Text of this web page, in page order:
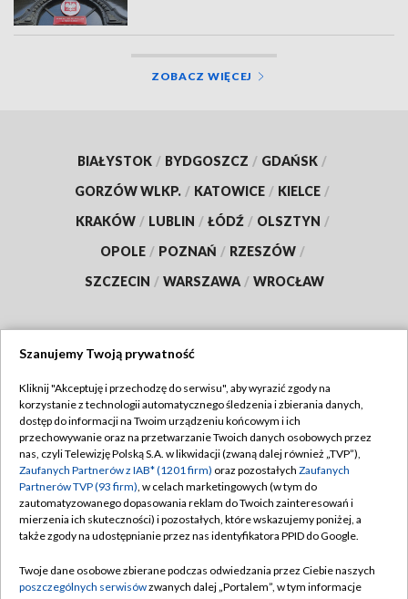
ZOBACZ WIĘCEJ
BIAŁYSTOK / BYDGOSZCZ / GDAŃSK /
GORZÓW WLKP. / KATOWICE / KIELCE /
KRAKÓW / LUBLIN / ŁÓDŹ / OLSZTYN /
OPOLE / POZNAŃ / RZESZÓW /
SZCZECIN / WARSZAWA / WROCŁAW
TVP
Abonament TVP
Emisja w TVP
Centrum informacji TVP
Naziemna Telewizja Cyfrowa
Rada Programowa
Regulamin TVP
Polityka prywatności
Moje zgody
Pomoc
Kontakt
Szanujemy Twoją prywatność
Kliknij "Akceptuję i przechodzę do serwisu", aby wyrazić zgody na
korzystanie z technologii automatycznego śledzenia i zbierania danych,
dostęp do informacji na Twoim urządzeniu końcowym i ich
przechowywanie oraz na przetwarzanie Twoich danych osobowych przez
nas, czyli Telewizję Polską S.A. w likwidacji (zwaną dalej również „TVP”),
Zaufanych Partnerów z IAB* (1201 firm) oraz pozostałych Zaufanych
Partnerów TVP (93 firm), w celach marketingowych (w tym do
zautomatyzowanego dopasowania reklam do Twoich zainteresowań i
mierzenia ich skuteczności) i pozostałych, które wskazujemy poniżej, a
także zgody na udostępnianie przez nas identyfikatora PPID do Google.
Twoje dane osobowe zbierane podczas odwiedzania przez Ciebie naszych
poszczególnych serwisówzwanych dalej „Portalem”, w tym informacje